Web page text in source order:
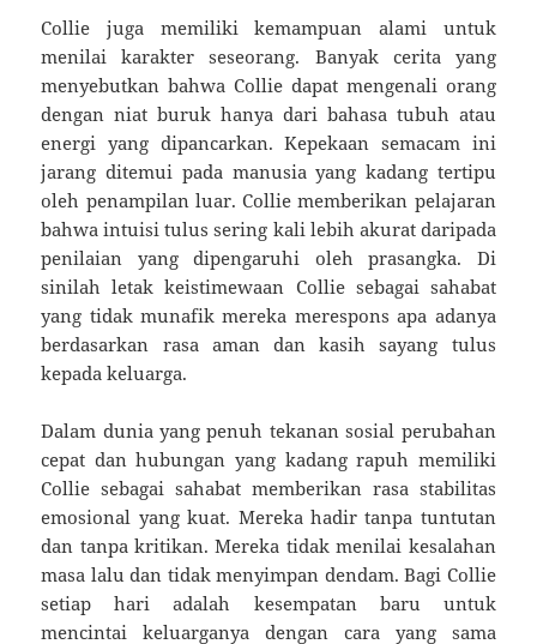
Collie juga memiliki kemampuan alami untuk
menilai karakter seseorang. Banyak cerita yang
menyebutkan bahwa Collie dapat mengenali orang
dengan niat buruk hanya dari bahasa tubuh atau
energi yang dipancarkan. Kepekaan semacam ini
jarang ditemui pada manusia yang kadang tertipu
oleh penampilan luar. Collie memberikan pelajaran
bahwa intuisi tulus sering kali lebih akurat daripada
penilaian yang dipengaruhi oleh prasangka. Di
sinilah letak keistimewaan Collie sebagai sahabat
yang tidak munafik mereka merespons apa adanya
berdasarkan rasa aman dan kasih sayang tulus
kepada keluarga.
Dalam dunia yang penuh tekanan sosial perubahan
cepat dan hubungan yang kadang rapuh memiliki
Collie sebagai sahabat memberikan rasa stabilitas
emosional yang kuat. Mereka hadir tanpa tuntutan
dan tanpa kritikan. Mereka tidak menilai kesalahan
masa lalu dan tidak menyimpan dendam. Bagi Collie
setiap hari adalah kesempatan baru untuk
mencintai keluarganya dengan cara yang sama